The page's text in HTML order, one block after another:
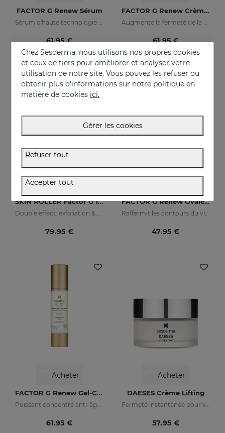
FACTOR G Renew Sérum
61.95 €
FACTOR G Renew Crème Rajeunissante
61.95 €
Acheter
SKIN ROLLER Factor G 10ml
Double effect: exfoliation & efectiveness
79.95 €
FACTOR G Renew Ovale Du Visage & Cou
Raffermit les contours du visage et du cou
47.95 €
Acheter
FACTOR G Renew Gel-Crème
61.95 €
Acheter
DAESES Crème Lifting
57.95 €
Chez Sesderma, nous utilisons nos propres cookies
et ceux de tiers pour améliorer et analyser votre
utilisation de notre site. Vous pouvez les refuser ou
obtenir plus d'informations sur notre politique en
matière de cookies ici.
Gérer les cookies
Refuser tout
Accepter tout